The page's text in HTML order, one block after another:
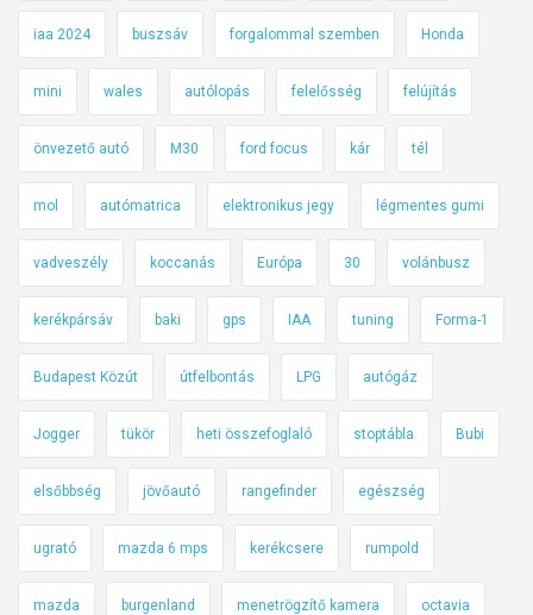
iaa 2024 buszsáv forgalommal szemben Honda
mini wales autólopás felelősség felújítás
önvezető autó M30 ford focus kár tél
mol autómatrica elektronikus jegy légmentes gumi
vadveszély koccanás Európa 30 volánbusz
kerékpársáv baki gps IAA tuning Forma-1
Budapest Közút útfelbontás LPG autógáz
Jogger tükör heti összefoglaló stoptábla Bubi
elsőbbség jövőautó rangefinder egészség
ugrató mazda 6 mps kerékcsere rumpold
mazda burgenland menetrögzítő kamera octavia